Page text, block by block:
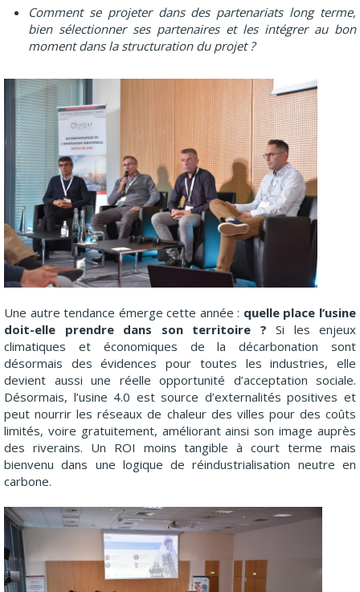
Comment se projeter dans des partenariats long terme,
bien sélectionner ses partenaires et les intégrer au bon
moment dans la structuration du projet ?
Une autre tendance émerge cette année : quelle place l’usine
doit-elle prendre dans son territoire ? Si les enjeux
climatiques et économiques de la décarbonation sont
désormais des évidences pour toutes les industries, elle
devient aussi une réelle opportunité d’acceptation sociale.
Désormais, l’usine 4.0 est source d’externalités positives et
peut nourrir les réseaux de chaleur des villes pour des coûts
limités, voire gratuitement, améliorant ainsi son image auprès
des riverains. Un ROI moins tangible à court terme mais
bienvenu dans une logique de réindustrialisation neutre en
carbone.